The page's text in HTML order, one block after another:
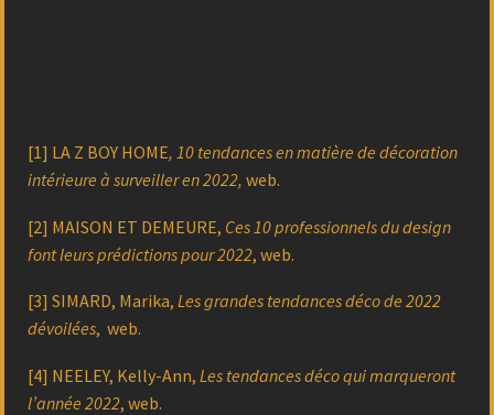
[1] LA Z BOY HOME, 10 tendances en matière de décoration
intérieure à surveiller en 2022, web.
[2] MAISON ET DEMEURE, Ces 10 professionnels du design
font leurs prédictions pour 2022, web.
[3] SIMARD, Marika, Les grandes tendances déco de 2022
dévoilées, web.
[4] NEELEY, Kelly-Ann, Les tendances déco qui marqueront
l’année 2022, web.